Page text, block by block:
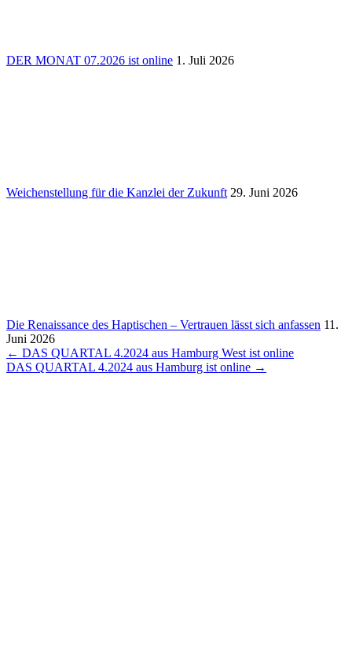
DER MONAT 07.2026 ist online 1. Juli 2026
Weichen­stel­lung für die Kanzlei der Zukunft 29. Juni 2026
Die Renais­sance des Hapti­schen – Vertrauen lässt sich anfassen 11.
Juni 2026
Beitragsnavigation
← DAS QUARTAL 4.2024 aus Hamburg West ist online
DAS QUARTAL 4.2024 aus Hamburg ist online →